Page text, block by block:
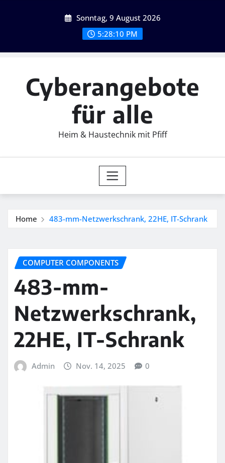
Sonntag, 9 August 2026
5:28:11 PM
Cyberangebote
für alle
Heim & Haustechnik mit Pfiff
Home 483-mm-Netzwerkschrank, 22HE, IT-Schrank
COMPUTER COMPONENTS
483-mm-
Netzwerkschrank,
22HE, IT-Schrank
Admin Nov. 14, 2025 0